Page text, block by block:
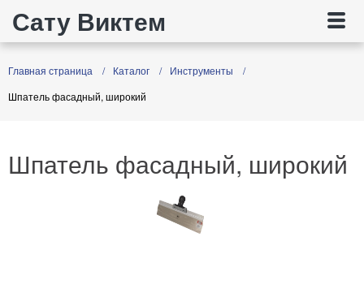
Сату Виктем
Главная страница Каталог
Инструменты
Шпатель фасадный, широкий
Шпатель фасадный, широкий